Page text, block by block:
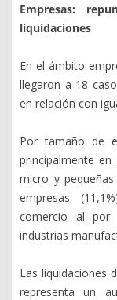
Empresas:
liquidaciones
En el ámbito
llegaron a 18
en relación con
Por tamaño de
principalmente en
micro y
empresas
comercio al
industrias
Las liquidaciones
representa un